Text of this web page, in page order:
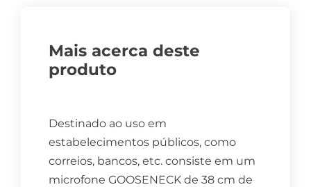
Mais acerca deste
produto
Destinado ao uso em
estabelecimentos públicos, como
correios, bancos, etc. consiste em um
microfone GOOSENECK de 38 cm de